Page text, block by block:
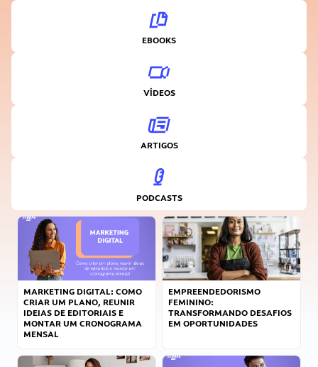
EBOOKS
VÍDEOS
ARTIGOS
PODCASTS
MARKETING DIGITAL: COMO
CRIAR UM PLANO, REUNIR
IDEIAS DE EDITORIAIS E
MONTAR UM CRONOGRAMA
MENSAL
EMPREENDEDORISMO
FEMININO:
TRANSFORMANDO DESAFIOS
EM OPORTUNIDADES